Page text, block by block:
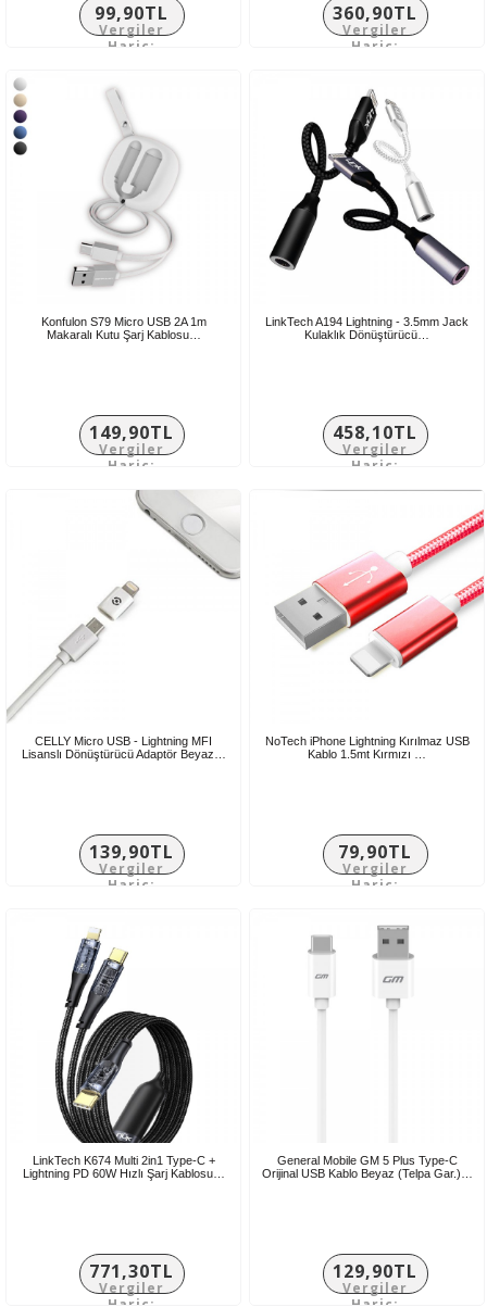
99,90TL
Vergiler
Hariç:
360,90TL
Vergiler
Hariç:
Konfulon S79 Micro USB 2A 1m
Makaralı Kutu Şarj Kablosu…
149,90TL
Vergiler
Hariç:
LinkTech A194 Lightning - 3.5mm Jack
Kulaklık Dönüştürücü…
458,10TL
Vergiler
Hariç:
CELLY Micro USB - Lightning MFI
Lisanslı Dönüştürücü Adaptör Beyaz…
139,90TL
Vergiler
Hariç:
NoTech iPhone Lightning Kırılmaz USB
Kablo 1.5mt Kırmızı …
79,90TL
Vergiler
Hariç:
LinkTech K674 Multi 2in1 Type-C +
Lightning PD 60W Hızlı Şarj Kablosu…
771,30TL
Vergiler
General Mobile GM 5 Plus Type-C
Orijinal USB Kablo Beyaz (Telpa Gar.)…
129,90TL
Vergiler